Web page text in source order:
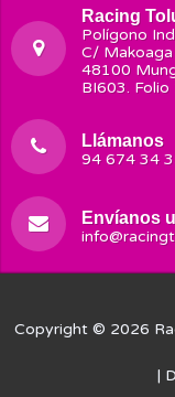
Racing
Polígono
C/
48100
BI603.
Llámanos
94 674 34
Envíanos
Copyright © 2026
|